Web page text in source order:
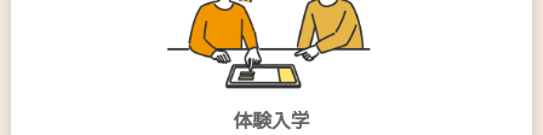
体験入学